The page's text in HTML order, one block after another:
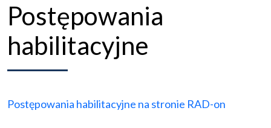
Postępowania
habilitacyjne
Postępowania habilitacyjne na stronie RAD-on